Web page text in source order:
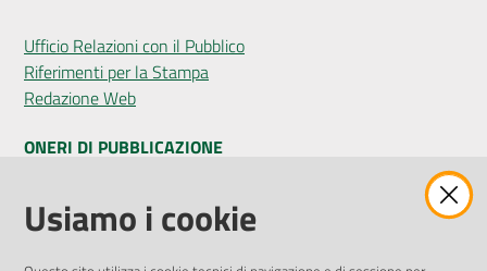
Ufficio Relazioni con il Pubblico
Riferimenti per la Stampa
Redazione Web
ONERI DI PUBBLICAZIONE
Amministrazione Trasparente
Pubblicità legale
Usiamo i cookie